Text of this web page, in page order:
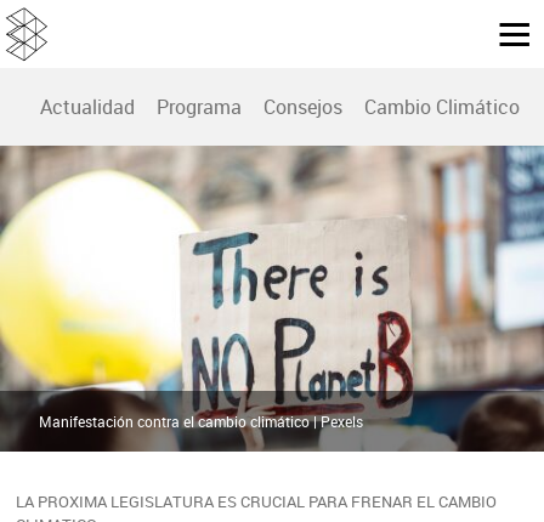
Actualidad Programa Consejos Cambio Climático
LA PROXIMA LEGISLATURA ES CRUCIAL PARA FRENAR EL CAMBIO
Manifestación contra el cambio climático | Pexels